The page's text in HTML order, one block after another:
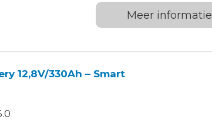
Meer informatie
12,8V/330Ah – Smart